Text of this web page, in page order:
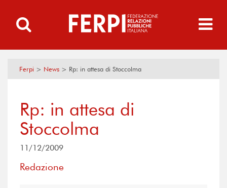
Ferpi > News > Rp: in attesa di Stoccolma
Rp: in attesa di
Stoccolma
11/12/2009
Redazione